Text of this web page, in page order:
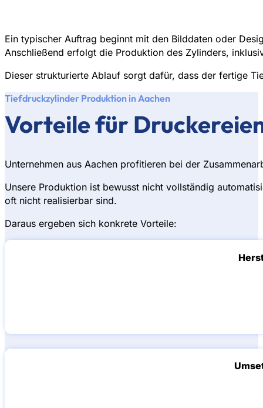
Ein typischer Auftrag beginnt mit den Bilddaten oder
Anschließend erfolgt die Produktion des Zylinders,
Dieser strukturierte Ablauf sorgt dafür, dass der fertige
Tiefdruckzylinder Produktion in Aachen
Vorteile für
Unternehmen aus Aachen profitieren bei der
Unsere Produktion ist bewusst nicht vollständig
oft nicht realisierbar sind.
Daraus ergeben sich konkrete Vorteile: